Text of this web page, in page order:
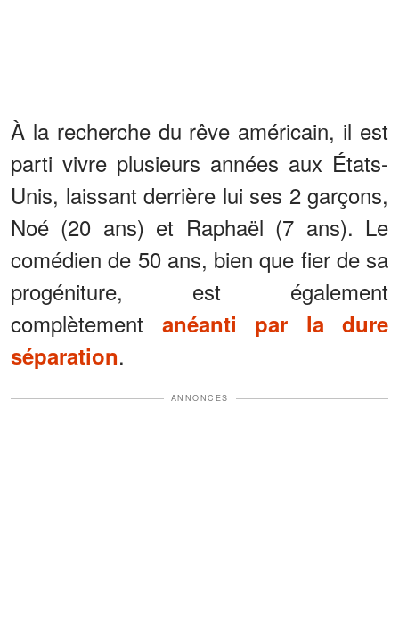
À la recherche du rêve américain, il est
parti vivre plusieurs années aux États-
Unis, laissant derrière lui ses 2 garçons,
Noé (20 ans) et Raphaël (7 ans). Le
comédien de 50 ans, bien que fier de sa
progéniture, est également
complètement anéanti par la dure
séparation.
ANNONCES